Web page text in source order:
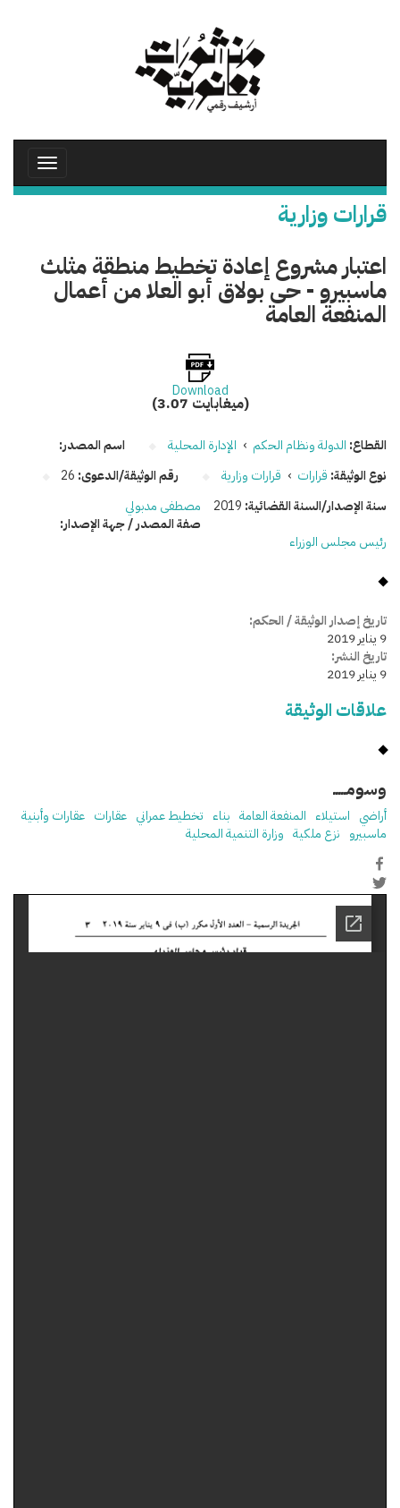
Toggle
قرارات وزارية
اعتبار مشروع إعادة تخطيط منطقة مثلث
ماسبيرو - حى بولاق أبو العلا من أعمال
المنفعة العامة
Download
(3.07 ميغابايت)
القطاع: الدولة ونظام الحكم › الإدارة المحلية
نوع الوثيقة: قرارات › قرارات وزارية رقم الوثيقة/الدعوى: 26
سنة الإصدار/السنة القضائية: 2019
اسم المصدر:
مصطفى مدبولي
صفة المصدر / جهة الإصدار:
رئيس مجلس الوزراء
تاريخ إصدار الوثيقة / الحكم:
9 يناير 2019
تاريخ النشر:
9 يناير 2019
علاقات الوثيقة
وسومـــــ
أراضي استيلاء المنفعة العامة بناء تخطيط عمراني عقارات عقارات وأبنية
ماسبيرو نزع ملكية وزارة التنمية المحلية